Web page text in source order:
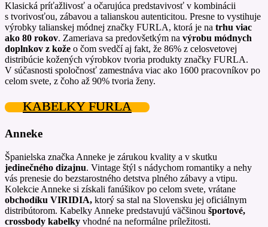
Klasická príťažlivosť a očarujúca predstavivosť v kombinácii
s tvorivosťou, zábavou a talianskou autenticitou. Presne to vystihuje
výrobky talianskej módnej značky FURLA, ktorá je na trhu viac
ako 80 rokov. Zameriava sa predovšetkým na výrobu módnych
doplnkov z kože o čom svedčí aj fakt, že 86% z celosvetovej
distribúcie kožených výrobkov tvoria produkty značky FURLA.
V súčasnosti spoločnosť zamestnáva viac ako 1600 pracovníkov po
celom svete, z čoho až 90% tvoria ženy.
KABELKY FURLA
Anneke
Španielska značka Anneke je zárukou kvality a v skutku
jedinečného dizajnu. Vintage štýl s nádychom romantiky a nehy
vás prenesie do bezstarostného detstva plného zábavy a vtipu.
Kolekcie Anneke si získali fanúšikov po celom svete, vrátane
obchodíku VIRIDIA, ktorý sa stal na Slovensku jej oficiálnym
distribútorom. Kabelky Anneke predstavujú väčšinou športové,
crossbody kabelky vhodné na neformálne príležitosti.